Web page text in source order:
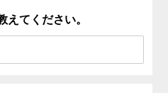
えてください。